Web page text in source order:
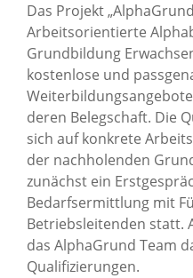
Das Projekt
Arbeitsorientierte
Grundbildung
kostenlose und
deren Belegschaft. Die
sich auf konkrete
der nachholenden
zunächst ein
Bedarfsermittlung mit
Betriebsleitenden statt.
das AlphaGrund Team
Qualifizierungen.